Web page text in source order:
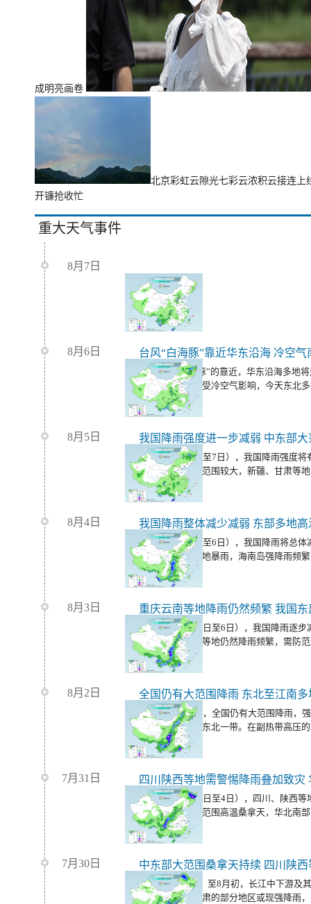
成明亮画卷
北京彩虹云隙光七彩云浓积云接连上
开镰抢收忙
重大天气事件
8月7日
随着台风“白海豚”的靠近，华东沿海多地
温范围将缩减，受冷空气影响，今天东北
8月6日
今明天（8月6日至7日），我国降雨强度
同时，我国高温范围较大，新疆、甘肃等
大范围桑拿天。
8月5日
我国降雨整体减少减弱 东部多地
今明天（8月5日至6日），我国降雨将总
有中到大雨，局地暴雨，海南岛强降雨频
8月4日
重庆云南等地降雨仍然频繁 我国
未来三天（8月4日至6日），我国降雨逐
川、重庆、贵州等地仍然降雨频繁，需防
害。
8月3日
全国仍有大范围降雨 东北至江南
今天（8月3日），全国仍有大范围降雨，
区东部至华北、东北一带。在副热带高压
热天气持续。
8月2日
今起三天（8月2日至4日），四川、陕西
国中东部仍有大范围高温桑拿天，华北南
7月31日
中东部大范围桑拿天持续 四川陕
今天（7月31日）至8月初，长江中下游及
盆地、陕西、甘肃的部分地区或现强降雨
7月30日